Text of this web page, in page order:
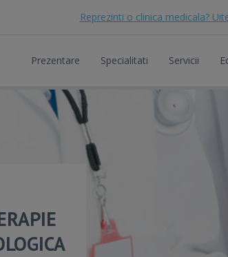
Reprezinti o clinica medicala?
Prezentare Specialitati Servicii